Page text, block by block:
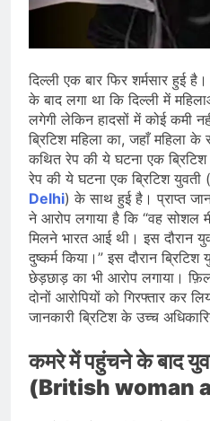
जारी किया,
जलभराव और
August 6, 2026
जंतर-मंतर
August 6, 2026
राष्ट्रीय
देशभर में बुनकरों
होगा आयोजन
August 5, 2026
दिल्ली एक बार फिर शर्मसार हुई
के बाद लगा था कि दिल्ली में
लगेगी लेकिन हादसों में कोई कमी
ब्रिटिश महिला का, जहाँ महिला के
कथित रेप की ये घटना एक
रेप की ये घटना एक ब्रिटिश युवती (
Delhi) के साथ हुई है। प्राप्त
ने आरोप लगाया है कि “वह सोशल
मिलने भारत आई थी। इस दौरान
दुष्कर्म किया।” इस दौरान
छेड़छाड़ का भी आरोप लगाया।
दोनों आरोपियों को गिरफ्तार कर
जानकारी ब्रिटिश के उच्च
कमरे में पहुंचने के बाद
(British woman